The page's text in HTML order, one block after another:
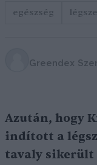
egészség
Greendex
Azután, hogy
indított a
tavaly sikerült